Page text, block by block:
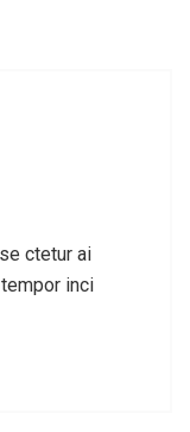
ctetur ai
inci